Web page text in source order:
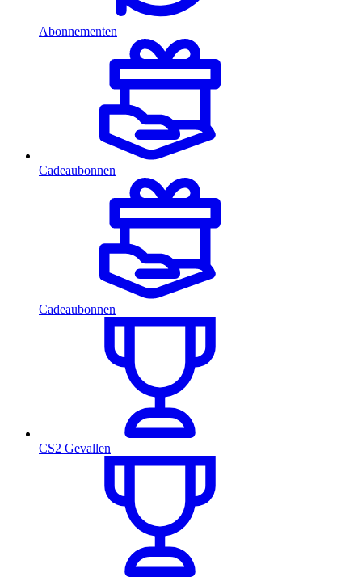
Abonnementen
Cadeaubonnen
Cadeaubonnen
CS2 Gevallen